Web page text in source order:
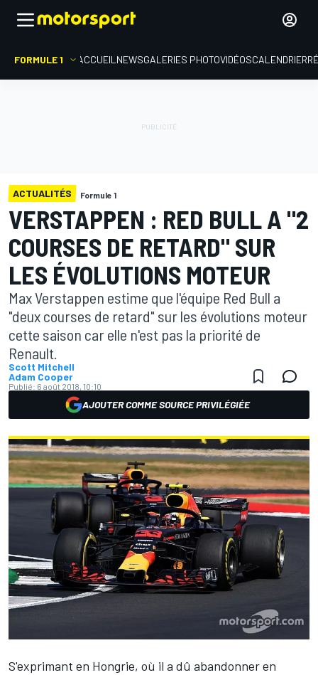
FORMULE 1 ACCUEIL NEWSGALERIES PHOTOVIDÉOSCALENDRIER
ACTUALITÉS Formule 1
VERSTAPPEN : RED BULL A "2
COURSES DE RETARD" SUR
LES ÉVOLUTIONS MOTEUR
Max Verstappen estime que l'équipe Red Bull a
"deux courses de retard" sur les évolutions moteur
cette saison car elle n'est pas la priorité de
Renault.
Scott Mitchell
Adam Cooper
Publié: 6 août 2018, 10:10
AJOUTER COMME SOURCE PRIVILÉGIÉE
S'exprimant en Hongrie, où il a dû abandonner en